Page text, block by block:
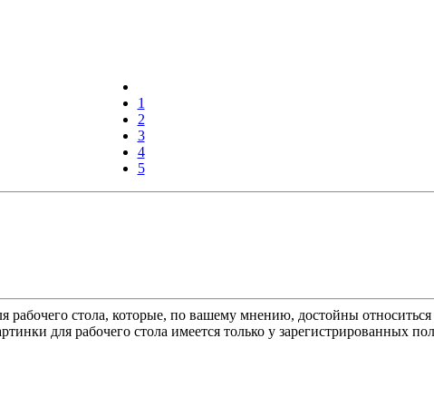
1
2
3
4
5
рабочего стола, которые, по вашему мнению, достойны
для рабочего стола имеется только у зарегистрированных